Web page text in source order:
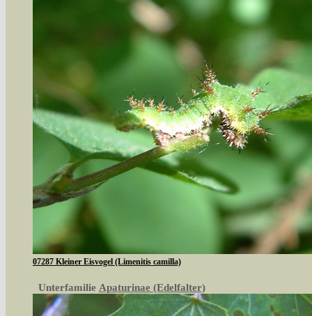
07287 Kleiner Eisvogel (Limenitis camilla)
Unterfamilie Apaturinae (Edelfalter)